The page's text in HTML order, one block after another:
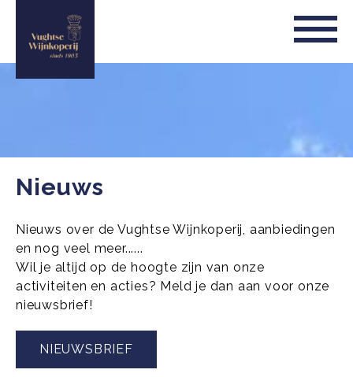
Nieuws
Nieuws over de Vughtse Wijnkoperij, aanbiedingen
en nog veel meer......
Wil je altijd op de hoogte zijn van onze
activiteiten en acties? Meld je dan aan voor onze
nieuwsbrief!
NIEUWSBRIEF